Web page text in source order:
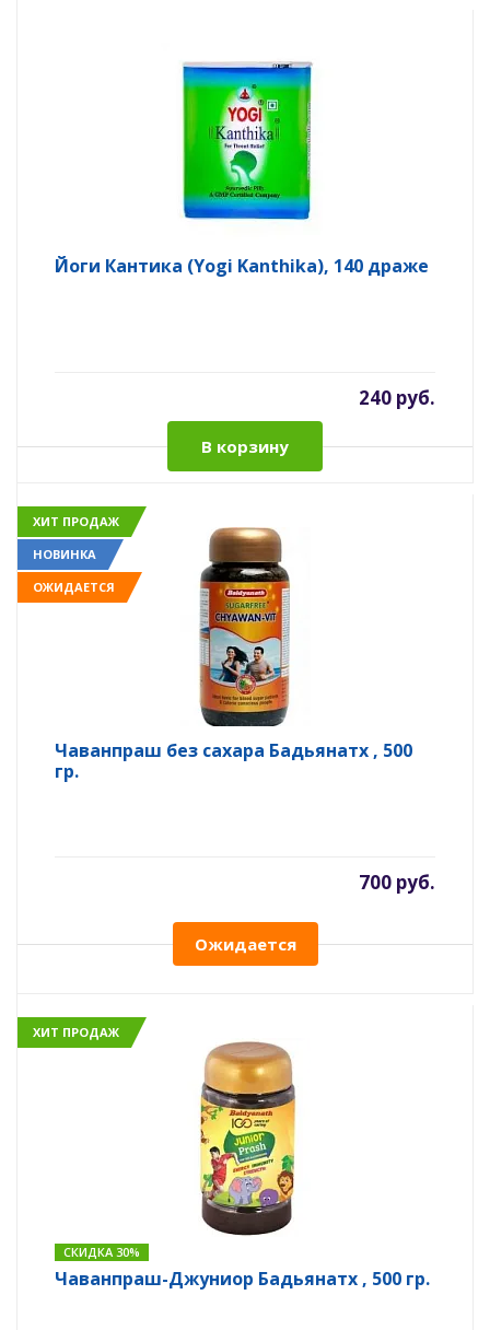
Йоги Кантика (Yogi Kanthika), 140 драже
240 руб.
В корзину
ХИТ ПРОДАЖ
НОВИНКА
ОЖИДАЕТСЯ
Чаванпраш без сахара Бадьянатх , 500
гр.
700 руб.
Ожидается
ХИТ ПРОДАЖ
СКИДКА 30%
Чаванпраш-Джуниор Бадьянатх , 500 гр.